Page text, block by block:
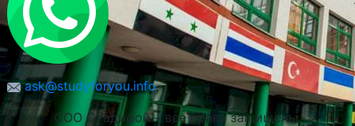
ask@studyforyou.info
ООО Стадифой – все права защищены.